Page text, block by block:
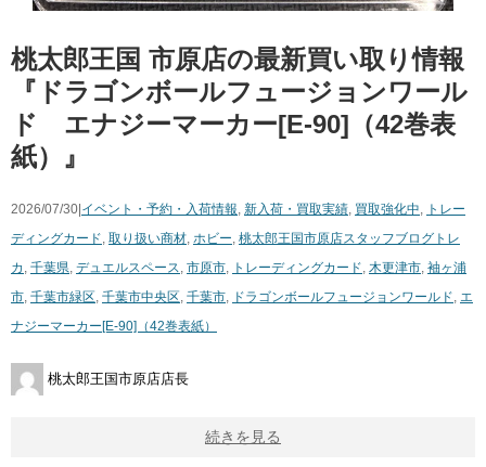
桃太郎王国 市原店の最新買い取り情報
『ドラゴンボールフュージョンワール
ド エナジーマーカー[E-90]（42巻表
紙）』
2026/07/30| イベント・予約・入荷情報, 新入荷・買取実績, 買取強化中, トレー
ディングカード, 取り扱い商材, ホビー, 桃太郎王国市原店スタッフブログ トレ
カ , 千葉県, デュエルスペース, 市原市, トレーディングカード, 木更津市, 袖ヶ浦
市, 千葉市緑区, 千葉市中央区, 千葉市, ドラゴンボールフュージョンワールド, エ
ナジーマーカー[E-90]（42巻表紙）
桃太郎王国市原店店長
続きを見る